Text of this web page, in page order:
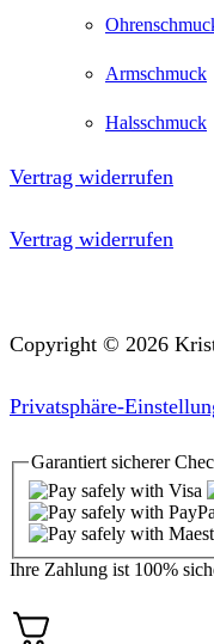
Armschmuck
Halsschmuck
Vertrag widerrufen
Vertrag widerrufen
Copyright © 2026
Privatsphäre-
Garantiert sicherer
Ihre Zahlung ist 100%